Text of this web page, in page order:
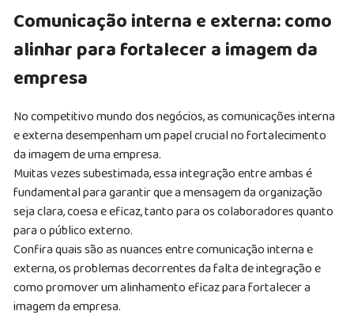
Comunicação interna e externa: como
alinhar para fortalecer a imagem da
empresa
No competitivo mundo dos negócios, as comunicações interna
e externa desempenham um papel crucial no fortalecimento
da imagem de uma empresa.
Muitas vezes subestimada, essa integração entre ambas é
fundamental para garantir que a mensagem da organização
seja clara, coesa e eficaz, tanto para os colaboradores quanto
para o público externo.
Confira quais são as nuances entre comunicação interna e
externa, os problemas decorrentes da falta de integração e
como promover um alinhamento eficaz para fortalecer a
imagem da empresa.